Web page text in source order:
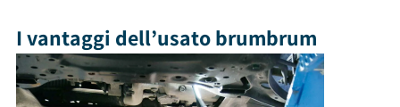
interni in sono di colore nero. Il veicolo ha 5 porte, 5 posti a
sedere e un bagagliaio con capacità di 565 litri. Tra gli optional
e le dotazioni troviamo: isofix, fendinebbia, usb e tanto altro
ancora. Al momento della consegna, questa vettura sarà
I vantaggi dell’usato brumbrum